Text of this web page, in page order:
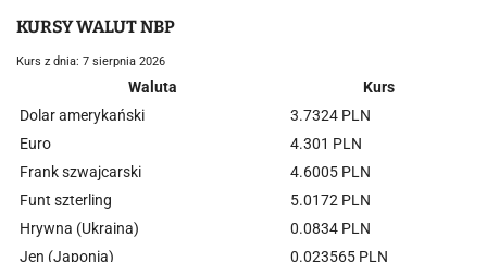
KURSY WALUT NBP
Kurs z dnia: 7 sierpnia 2026
Waluta
Kurs
Dolar amerykański
3.7324 PLN
Euro
4.301 PLN
Frank szwajcarski
4.6005 PLN
Funt szterling
5.0172 PLN
Hrywna (Ukraina)
0.0834 PLN
Jen (Japonia)
0.023565 PLN